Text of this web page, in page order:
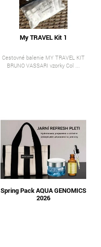
My TRAVEL Kit 1
Cestovné balenie MY TRAVEL KIT
BRUNO VASSARI vzorky Col ...
Spring Pack AQUA GENOMICS
2026